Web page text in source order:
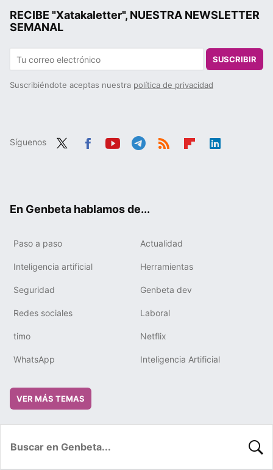
RECIBE "Xatakaletter", NUESTRA NEWSLETTER
SEMANAL
SUSCRIBIR
Suscribiéndote aceptas nuestra política de privacidad
Síguenos
En Genbeta hablamos de...
Paso a paso Actualidad
Inteligencia artificial Herramientas
Seguridad Genbeta dev
Redes sociales Laboral
timo Netflix
WhatsApp Inteligencia Artificial
VER MÁS TEMAS